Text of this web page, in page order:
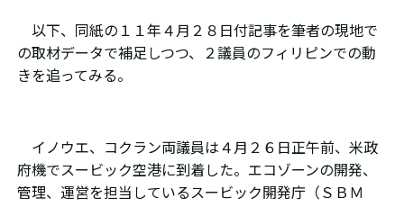
以下、同紙の１１年４月２８日付記事を筆者の現地で
の取材データで補足しつつ、２議員のフィリピンでの動
きを追ってみる。
イノウエ、コクラン両議員は４月２６日正午前、米政
府機でスービック空港に到着した。エコゾーンの開発、
管理、運営を担当しているスービック開発庁（ＳＢＭ